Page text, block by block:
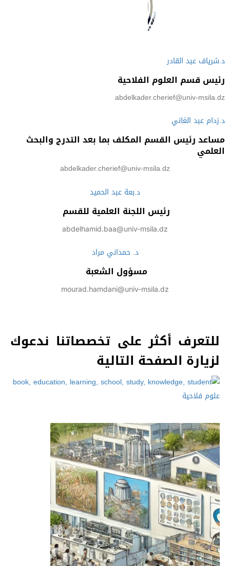
د.شرياف عبد القادر
رئيس قسم العلوم الفلاحية
abdelkader.cherief@univ-msila.dz
د.زدام عبد الغاني
مساعد رئيس القسم المكلف بما بعد التدرج والبحث
العلمي
abdelkader.cherief@univ-msila.dz
د.بعة عبد الحميد
رئيس اللجنة العلمية للقسم
abdelhamid.baa@univ-msila.dz
د. حمداني مراد
مسؤول الشعبة
mourad.hamdani@univ-msila.dz
للتعرف أكثر على تخصصاتنا ندعوك
لزيارة الصفحة التالية
علوم فلاحية